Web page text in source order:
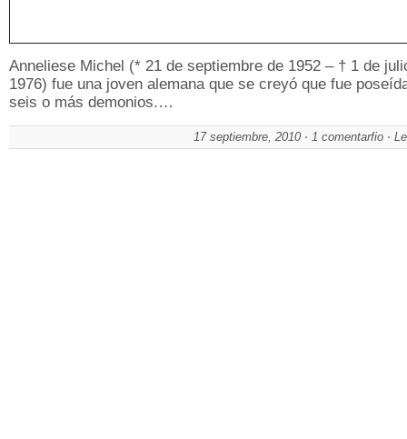
Anneliese Michel (* 21 de septiembre de 1952 – † 1 de
1976) fue una joven alemana que se creyó que fue
seis o más demonios.…
17 septiembre, 2010 1 comentarfio